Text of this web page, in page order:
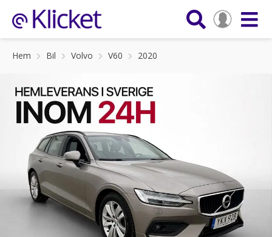
Hem Bil Volvo V60 2020